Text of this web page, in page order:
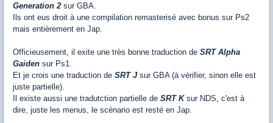
Generation 2 sur GBA.
Ils ont eus droit à une compilation remasterisé avec bonus sur Ps2
mais entièrement en Jap.
Officieusement, il exite une très bonne traduction de SRT Alpha
Gaiden sur Ps1.
Et je crois une traduction de SRT Jsur GBA (à vérifier, sinon elle est
juste partielle).
Il existe aussi une tradutction partielle de SRT Ksur NDS, c'est à
dire, juste les menus, le scénario est resté en Jap.